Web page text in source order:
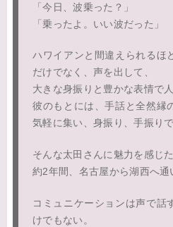
「今日、波乗った？」
「乗ったよ。いい波だった」
ハワイアンと間違えられるほ
だけでなく、声を出して、
大きな身振りと豊かな表情で
彼のもとには、手話と全然縁
気軽に集い、身振り、手振り
そんな太田さんに魅力を感じ
約2年間、名古屋から湖西へ通
コミュニケーションは声で話
けでもない。